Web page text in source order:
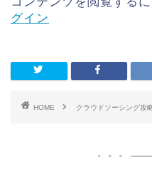
グイン
HOME クラウドソーシング攻